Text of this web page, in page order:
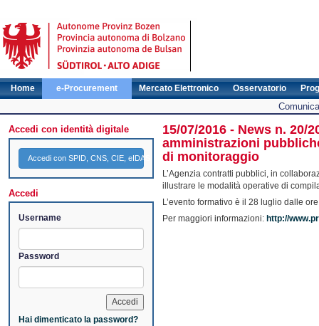
Home e-Procurement Mercato Elettronico Osservatorio
Accedi con identità digitale
Accedi con SPID, CNS, CIE, eIDAS
Accedi
Username
Password
Hai dimenticato la password?
15/07/2016 - News n. 20/
amministrazioni
di monitoraggio
L’Agenzia contratti pubblici, in
illustrare le modalità operative di
L’evento formativo è il 28 luglio dalle
Per maggiori informazioni: http://